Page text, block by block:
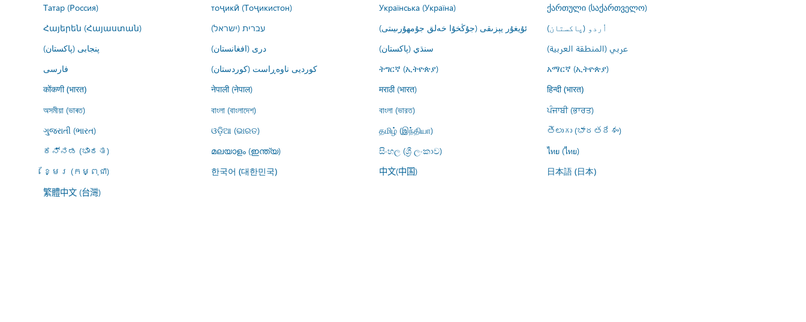
Татар (Россия)
тоҷикӣ (Тоҷикистон) Українська (Україна)
ქართული (საქართველო)
Հայերեն (Հայաստան)
עברית (ישראל) ئۇيغۇر يېزىقى (جۇڭخۇا خەلق جۇمھۇرىيىتى)
اُردو (پاکستان)
پنجابی (پاکستان)
درى (افغانستان) سنڌي (پاکستان)
عربي (المنطقة العربية)
فارسى
کوردیی ناوەڕاست (کوردستان) ትግርኛ (ኢትዮጵያ) አማርኛ (ኢትዮጵያ)
कोंकणी (भारत) नेपाली (नेपाल) मराठी (भारत) हिन्दी (भारत)
অসমীয়া (ভাৰত) বাংলা (বাংলাদেশ) বাংলা (ভারত)
ਪੰਜਾਬੀ (ਭਾਰਤ)
ગુજરાતી (ભારત)
ଓଡ଼ିଆ (ଭାରତ) தமிழ் (இந்தியா)
తెలుగు (భారతదేశం)
ಕನ್ನಡ (ಭಾರತ)
മലയാളം (ഇന്ത്യ) සිංහල (ශ්‍රී ලංකාව)
ไทย (ไทย)
ខ្មែរ (កម្ពុជា)
한국어 (대한민국) 中文(中国) 日本語 (日本)
繁體中文 (台灣)